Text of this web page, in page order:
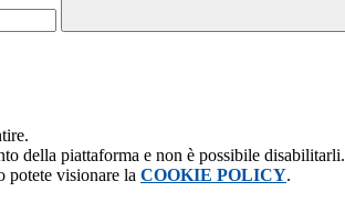
della piattaforma e non è possibile disabilitarli.
potete visionare la COOKIE POLICY.